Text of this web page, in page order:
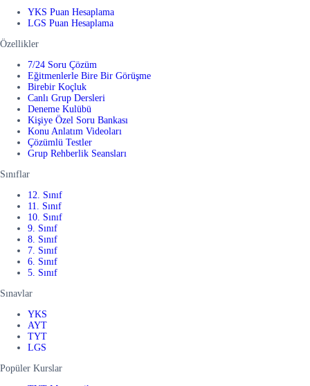
YKS Puan Hesaplama
LGS Puan Hesaplama
Özellikler
7/24 Soru Çözüm
Eğitmenlerle Bire Bir Görüşme
Birebir Koçluk
Canlı Grup Dersleri
Deneme Kulübü
Kişiye Özel Soru Bankası
Konu Anlatım Videoları
Çözümlü Testler
Grup Rehberlik Seansları
Sınıflar
12. Sınıf
11. Sınıf
10. Sınıf
9. Sınıf
8. Sınıf
7. Sınıf
6. Sınıf
5. Sınıf
Sınavlar
YKS
AYT
TYT
LGS
Popüler Kurslar